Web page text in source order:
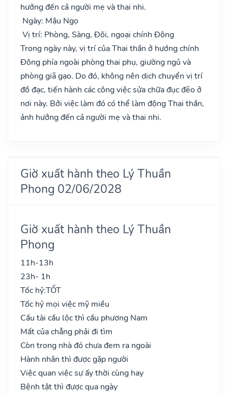
hưởng đến cả người mẹ và thai nhi.
Ngày: Mậu Ngọ
Vị trí: Phòng, Sàng, Đôi, ngoại chính Đông
Trong ngày này, vị trí của Thai thần ở hướng chính
Đông phía ngoài phòng thai phụ, giường ngủ và
phòng giã gạo. Do đó, không nên dịch chuyển vị trí
đồ đạc, tiến hành các công việc sửa chữa đục đẽo ở
nơi này. Bởi việc làm đó có thể làm động Thai thần,
ảnh hưởng đến cả người mẹ và thai nhi.
Giờ xuất hành theo Lý Thuần
Phong 02/06/2028
Giờ xuất hành theo Lý Thuần
Phong
11h-13h
23h- 1h
Tốc hỷ:TỐT
Tốc hỷ mọi việc mỹ miều
Cầu tài cầu lộc thì cầu phương Nam
Mất của chẳng phải đi tìm
Còn trong nhà đó chưa đem ra ngoài
Hành nhân thì được gặp người
Việc quan việc sự ấy thời cùng hay
Bệnh tật thì được qua ngày